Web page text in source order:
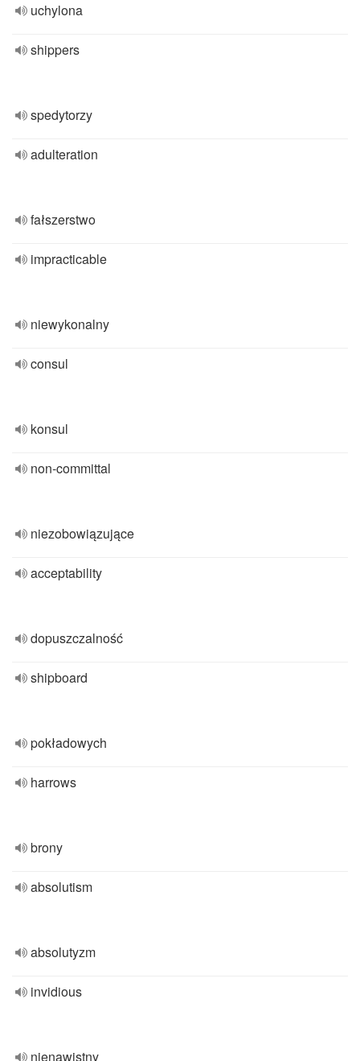
uchylona
shippers
spedytorzy
adulteration
fałszerstwo
impracticable
niewykonalny
consul
konsul
non-committal
niezobowiązujące
acceptability
dopuszczalność
shipboard
pokładowych
harrows
brony
absolutism
absolutyzm
invidious
nienawistny